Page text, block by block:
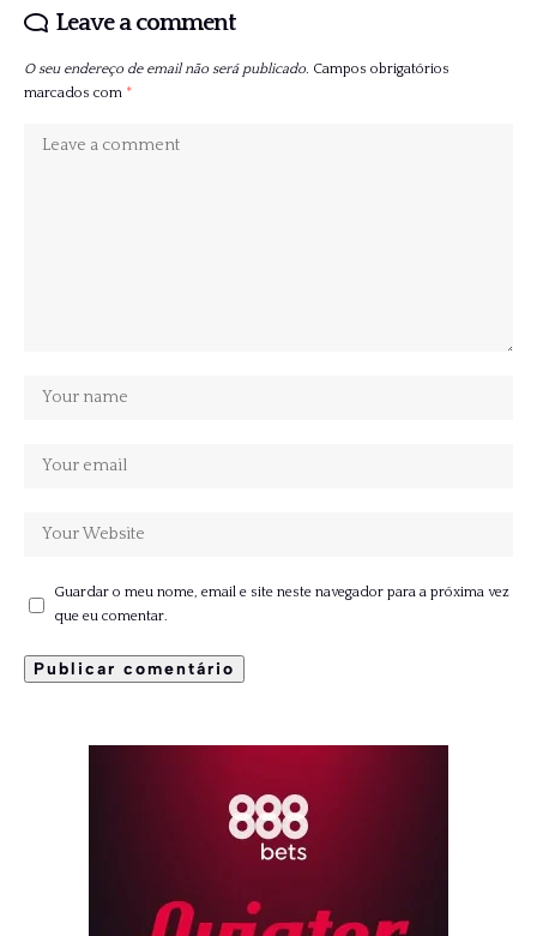
Leave a comment
O seu endereço de email não será publicado. Campos obrigatórios
marcados com *
Guardar o meu nome, email e site neste navegador para a próxima vez
que eu comentar.